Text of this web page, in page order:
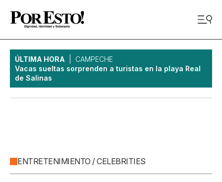
ÚLTIMA HORA
CAMPECHE
Vacas sueltas sorprenden a turistas en la playa Real
de Salinas
ENTRETENIMIENTO / CELEBRITIES